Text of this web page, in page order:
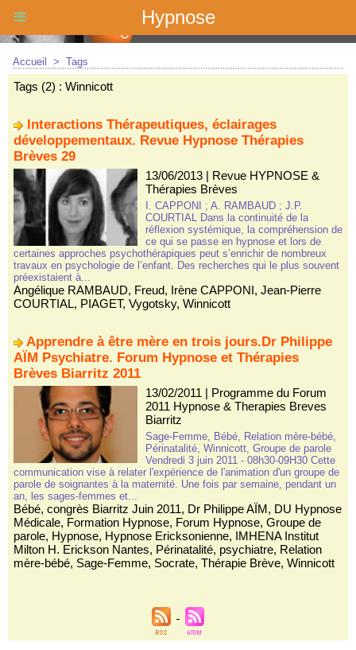
Hypnose
Accueil > Tags
Tags (2) : Winnicott
Interactions Thérapeutiques, éclairages
développementaux. Revue Hypnose Thérapies
Brèves 29
13/06/2013| Revue HYPNOSE &
Thérapies Brèves
I. CAPPONI ; A. RAMBAUD ; J.P.
COURTIAL Dans la continuité de la
réflexion systémique, la compréhension de
ce qui se passe en hypnose et lors de
certaines approches psychothérapiques peut s’enrichir de nombreux
travaux en psychologie de l’enfant. Des recherches qui le plus souvent
préexistaient à...
Angélique RAMBAUD, Freud, Irène CAPPONI, Jean-Pierre
COURTIAL, PIAGET, Vygotsky, Winnicott
Apprendre à être mère en trois jours.Dr Philippe
AÏM Psychiatre. Forum Hypnose et Thérapies
Brèves Biarritz 2011
13/02/2011 | Programme du Forum
2011 Hypnose & Therapies Breves
Biarritz
Sage-Femme, Bébé, Relation mère-bébé,
Périnatalité, Winnicott, Groupe de parole
Vendredi 3 juin 2011 - 08h30-09H30 Cette
communication vise à relater l'expérience de l'animation d'un groupe de
parole de soignantes à la maternité. Une fois par semaine, pendant un
an, les sages-femmes et...
Bébé, congrès Biarritz Juin 2011, Dr Philippe AÏM, DU Hypnose
Médicale, Formation Hypnose, Forum Hypnose, Groupe de
parole, Hypnose, Hypnose Ericksonienne, IMHENA Institut
Milton H. Erickson Nantes, Périnatalité, psychiatre, Relation
mère-bébé, Sage-Femme, Socrate, Thérapie Brève, Winnicott